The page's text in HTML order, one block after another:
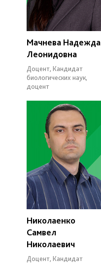
Мачнева Надежда
Леонидовна
Доцент, Кандидат
биологических наук,
доцент
Николаенко
Самвел
Николаевич
Доцент, Кандидат